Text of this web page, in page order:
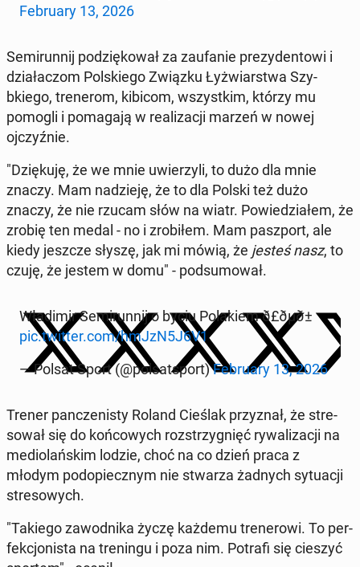
Feb­ru­ary 13, 2026
Semi­run­nij podz­iękował za za­u­fanie prezy­den­towi i
dzi­ałac­zom Pol­skiego Związku Łyżwiarst­wa Szy­
bkiego, tren­erom, kibicom, wszys­tkim, którzy mu
pomogli i po­ma­ga­ją w re­al­iza­cji marzeń w nowej
ojczyźnie.
"Dz­ięku­ję, że we mnie uwierzyli, to dużo dla mnie
znaczy. Mam nadzieję, że to dla Polski też dużo
znaczy, że nie rzucam słów na wiatr. Powiedzi­ałem, że
zrobię ten medal - no i zro­biłem. Mam pasz­port, ale
kiedy jeszcze słyszę, jak mi mówią, że jesteś nasz, to
czuję, że jestem w domu" - pod­sumował.
Władimir Semi­run­nij o byciu Po­lakiem ð£️ðµð±
pic.twitter.com/hmJzN5J6V1
— Polsat Sport (@pol­sat­sport)Feb­ru­ary 13, 2026
Trener panczenisty Roland Cieślak przyz­nał, że stre­
sował się do koń­cowych rozstrzyg­nięć ry­wal­iza­cji na
medi­o­lańskim lodzie, choć na co dzień praca z
młodym podopiecznym nie stwarza żadnych sytu­acji
stre­sowych.
"Takiego za­wod­ni­ka życzę każdemu tren­erowi. To per­
fekcjon­ista na treningu i poza nim. Potrafi się cieszyć